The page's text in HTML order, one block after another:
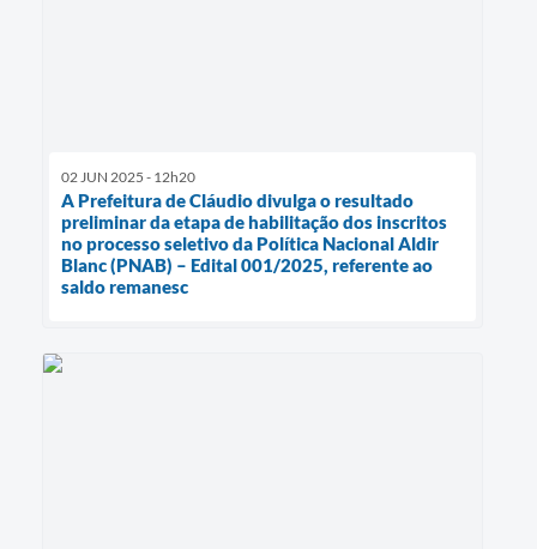
02 JUN 2025 - 12h20
A Prefeitura de Cláudio divulga o resultado
preliminar da etapa de habilitação dos inscritos
no processo seletivo da Política Nacional Aldir
Blanc (PNAB) – Edital 001/2025, referente ao
saldo remanesc